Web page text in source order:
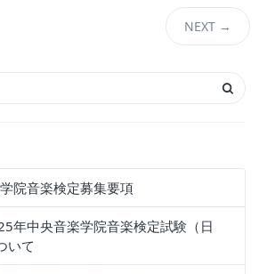
NEXT →
院音楽検定募集要項
年中央音楽学院音楽検定試験（日
いて